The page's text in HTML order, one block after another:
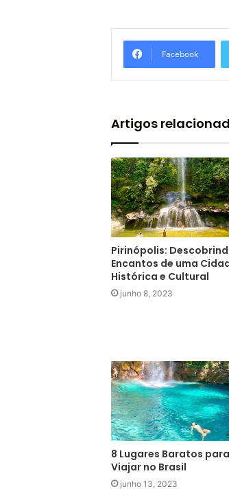
Facebook
Artigos
Pirinópolis:
Encantos de uma
Histórica e Cultural
junho 8, 2023
8 Lugares Baratos para
Viajar no Brasil
junho 13, 2023